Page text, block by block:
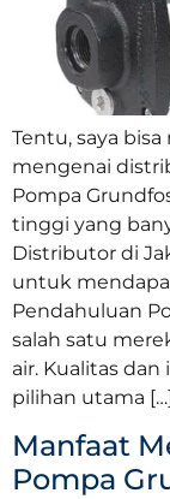
Tentu, saya
mengenai
Pompa
tinggi yang
Distributor di
untuk
Pendahuluan
salah satu
air. Kualitas
pilihan utama
Manfaat
Pompa